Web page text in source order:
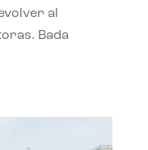
al
Bada